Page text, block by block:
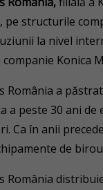
structurile
la nivel
Konica
România a
a peste 30 ani
Ca în anii
de birou
România